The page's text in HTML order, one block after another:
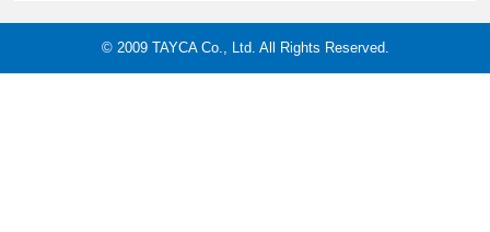
© 2009 TAYCA Co., Ltd. All Rights Reserved.